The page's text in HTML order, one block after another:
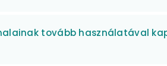
tovább használatával